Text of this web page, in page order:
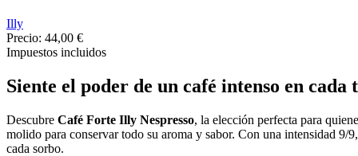
Illy
Precio: 44,00 €
Impuestos incluidos
Siente el poder de un café intenso en cada
Descubre Café Forte Illy Nespresso, la elección perfecta para
molido para conservar todo su aroma y sabor. Con una intensidad 9/
cada sorbo.